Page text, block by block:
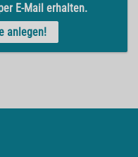
E-Mail erhalten.
anlegen!